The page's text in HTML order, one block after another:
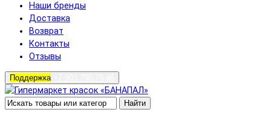
Наши бренды
Доставка
Возврат
Контакты
Отзывы
Поддержка
Найти